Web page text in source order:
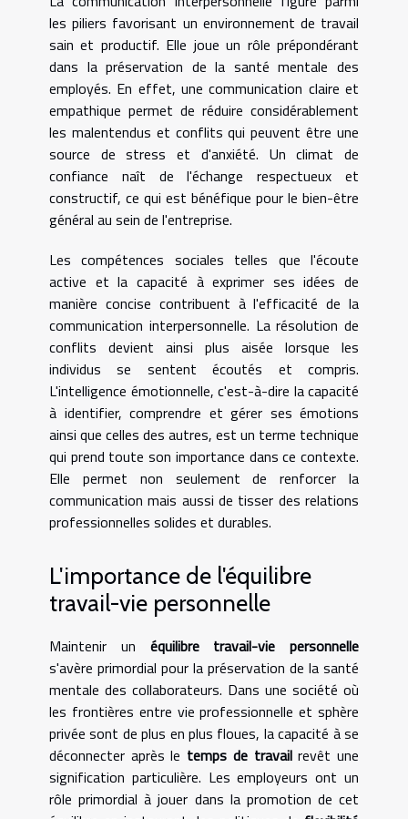
les piliers favorisant un environnement de travail
sain et productif. Elle joue un rôle prépondérant
dans la préservation de la santé mentale des
employés. En effet, une communication claire et
empathique permet de réduire considérablement
les malentendus et conflits qui peuvent être une
source de stress et d'anxiété. Un climat de
confiance naît de l'échange respectueux et
constructif, ce qui est bénéfique pour le bien-être
général au sein de l'entreprise.
Les compétences sociales telles que l'écoute
active et la capacité à exprimer ses idées de
manière concise contribuent à l'efficacité de la
communication interpersonnelle. La résolution de
conflits devient ainsi plus aisée lorsque les
individus se sentent écoutés et compris.
L'intelligence émotionnelle, c'est-à-dire la capacité
à identifier, comprendre et gérer ses émotions
ainsi que celles des autres, est un terme technique
qui prend toute son importance dans ce contexte.
Elle permet non seulement de renforcer la
communication mais aussi de tisser des relations
professionnelles solides et durables.
L'importance de l'équilibre
travail-vie personnelle
Maintenir un équilibre travail-vie personnelle
s'avère primordial pour la préservation de la santé
mentale des collaborateurs. Dans une société où
les frontières entre vie professionnelle et sphère
privée sont de plus en plus floues, la capacité à se
déconnecter après le temps de travailrevêt une
signification particulière. Les employeurs ont un
rôle primordial à jouer dans la promotion de cet